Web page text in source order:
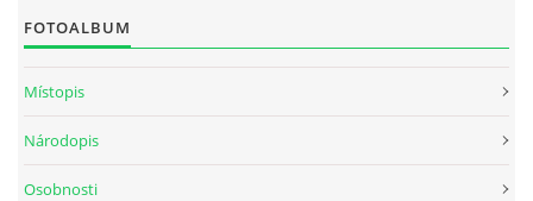
FOTOALBUM
Místopis
Národopis
Osobnosti